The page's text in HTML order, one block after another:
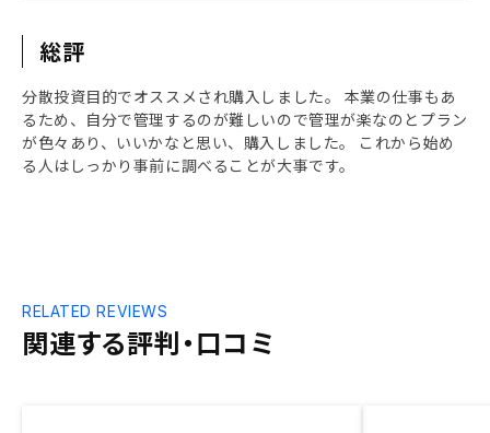
総評
分散投資目的でオススメされ購入しました。 本業の仕事もあ
るため、自分で管理するのが難しいので管理が楽なのとプラン
が色々あり、いいかなと思い、購入しました。 これから始め
る人はしっかり事前に調べることが大事です。
関連する評判・口コミ
RELATED REVIEWS